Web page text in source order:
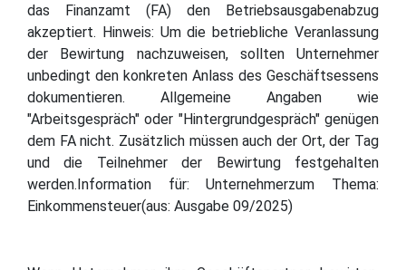
das Finanzamt (FA) den Betriebsausgabenabzug
akzeptiert. Hinweis: Um die betriebliche Veranlassung
der Bewirtung nachzuweisen, sollten Unternehmer
unbedingt den konkreten Anlass des Geschäftsessens
dokumentieren. Allgemeine Angaben wie
"Arbeitsgespräch" oder "Hintergrundgespräch" genügen
dem FA nicht. Zusätzlich müssen auch der Ort, der Tag
und die Teilnehmer der Bewirtung festgehalten
werden.Information für: Unternehmerzum Thema:
Einkommensteuer(aus: Ausgabe 09/2025)